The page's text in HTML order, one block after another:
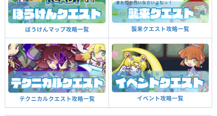
ぼうけんマップ攻略一覧 襲来クエスト攻略一覧
テクニカルクエスト攻略一覧 イベント攻略一覧